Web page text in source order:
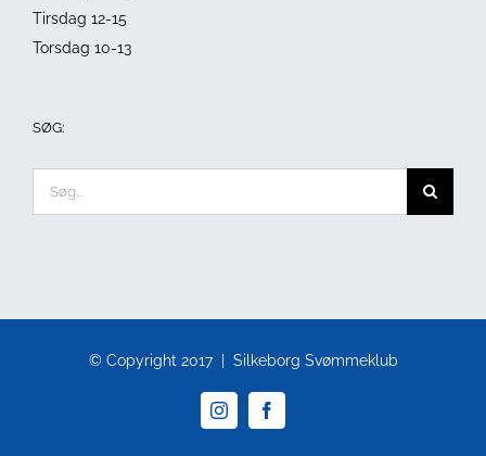
Tirsdag 12-15
Torsdag 10-13
SØG:
efter:
© Copyright 2017 | Silkeborg Svømmeklub
InstagramFacebook